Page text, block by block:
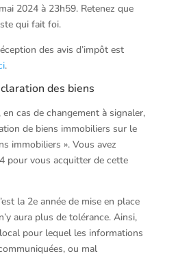
2024 à 23h59. Retenez que
qui fait foi.
des avis d’impôt est
.
des biens
cas de changement à signaler,
de biens immobiliers sur le
immobiliers ». Vous avez
pour vous acquitter de cette
la 2e année de mise en place
aura plus de tolérance. Ainsi,
pour lequel les informations
ou mal